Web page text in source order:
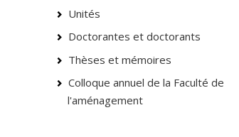
Unités
Doctorantes et doctorants
Thèses et mémoires
Colloque annuel de la Faculté de
l'aménagement